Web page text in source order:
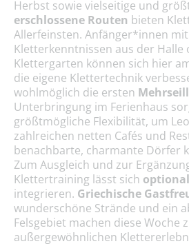
Herbst sowie vielseitige und
erschlossene Routen bieten
Allerfeinsten. Anfänger*innen
Kletterkenntnissen aus der Halle
Klettergarten können sich hier
die eigene Klettertechnik
wohlmöglich die ersten
Unterbringung im Ferienhaus
größtmögliche Flexibilität, um
zahlreichen netten Cafés und
benachbarte, charmante Dörfer
Zum Ausgleich und zur
Klettertraining lässt sich
integrieren. Griechische
wunderschöne Strände und ein
Felsgebiet machen diese Woche
außergewöhnlichen